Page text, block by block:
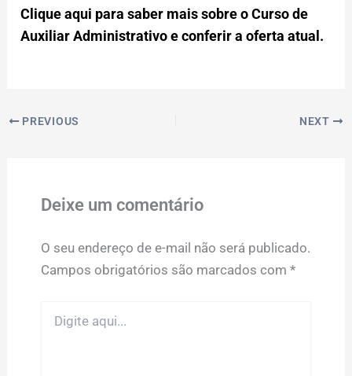
Clique aqui para saber mais sobre o Curso de
Auxiliar Administrativo e conferir a oferta atual.
PREVIOUS NEXT
Deixe um comentário
O seu endereço de e-mail não será publicado.
Campos obrigatórios são marcados com *
aqui...